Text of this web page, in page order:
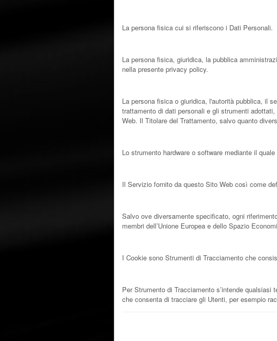
La persona fisica cui si riferiscono i Dati Personali.
La persona fisica, giuridica, la pubblica
nella presente privacy policy.
La persona fisica o giuridica, l'autorità pubblica, il
trattamento di dati personali e gli strumenti
Web. Il Titolare del Trattamento, salvo quanto
Lo strumento hardware o software mediante il
Il Servizio fornito da questo Sito Web così come
Salvo ove diversamente specificato, ogni
membri dell’Unione Europea e dello Spazio
I Cookie sono Strumenti di Tracciamento che
Per Strumento di Tracciamento s’intende
che consenta di tracciare gli Utenti, per esempio